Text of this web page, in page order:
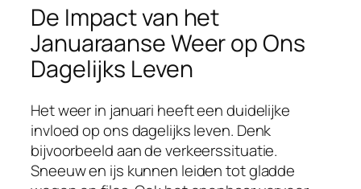
De Impact van het
Januaraanse Weer op Ons
Dagelijks Leven
Het weer in januari heeft een duidelijke
invloed op ons dagelijks leven. Denk
bijvoorbeeld aan de verkeerssituatie.
Sneeuw en ijs kunnen leiden tot gladde